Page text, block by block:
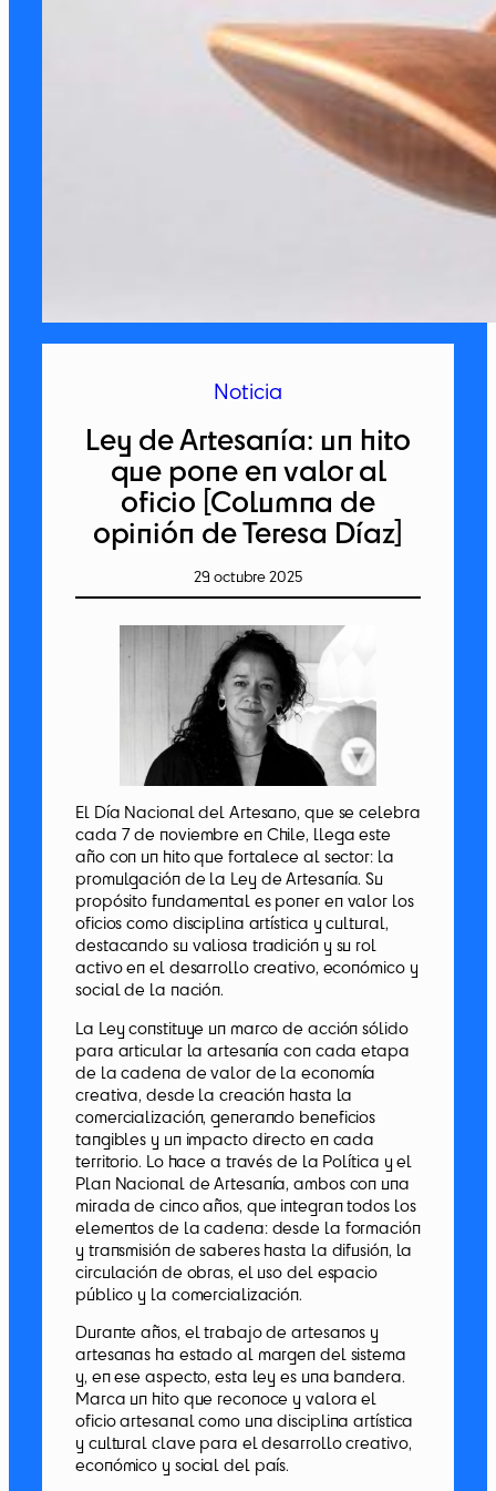
Noticia
Ley de Artesanía: un hito
que pone en valor al
oficio [Columna de
opinión de Teresa Díaz]
29 octubre 2025
El Día Nacional del Artesano, que se celebra
cada 7 de noviembre en Chile, llega este
año con un hito que fortalece al sector: la
promulgación de la Ley de Artesanía. Su
propósito fundamental es poner en valor los
oficios como disciplina artística y cultural,
destacando su valiosa tradición y su rol
activo en el desarrollo creativo, económico y
social de la nación.
La Ley constituye un marco de acción sólido
para articular la artesanía con cada etapa
de la cadena de valor de la economía
creativa, desde la creación hasta la
comercialización, generando beneficios
tangibles y un impacto directo en cada
territorio. Lo hace a través de la Política y el
Plan Nacional de Artesanía, ambos con una
mirada de cinco años, que integran todos los
elementos de la cadena: desde la formación
y transmisión de saberes hasta la difusión, la
circulación de obras, el uso del espacio
público y la comercialización.
Durante años, el trabajo de artesanos y
artesanas ha estado al margen del sistema
y, en ese aspecto, esta ley es una bandera.
Marca un hito que reconoce y valora el
oficio artesanal como una disciplina artística
y cultural clave para el desarrollo creativo,
económico y social del país.